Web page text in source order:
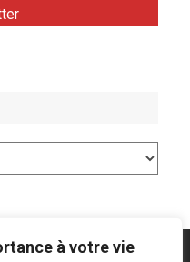
à votre vie